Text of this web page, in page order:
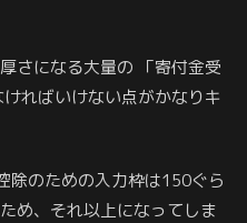
さになる大量の 「寄付金受
ればいけない点がかなりキ
除のための入力枠は150ぐら
め、それ以上になってしま